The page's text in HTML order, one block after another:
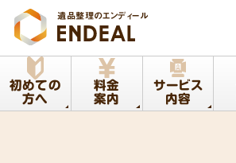
遺品整理のエンディール
初めての
方へ
料金
案内
サービス
内容